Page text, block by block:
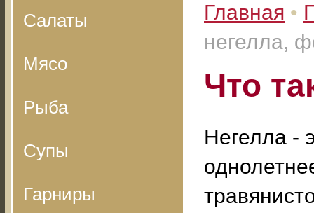
Салаты
Мясо
Рыба
Супы
Гарниры
Главная •
негелла,
Что
Негелла -